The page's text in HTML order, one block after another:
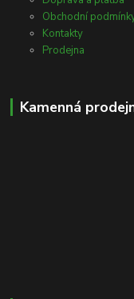
Obchodní
Kontakty
Prodejna
Kamenná